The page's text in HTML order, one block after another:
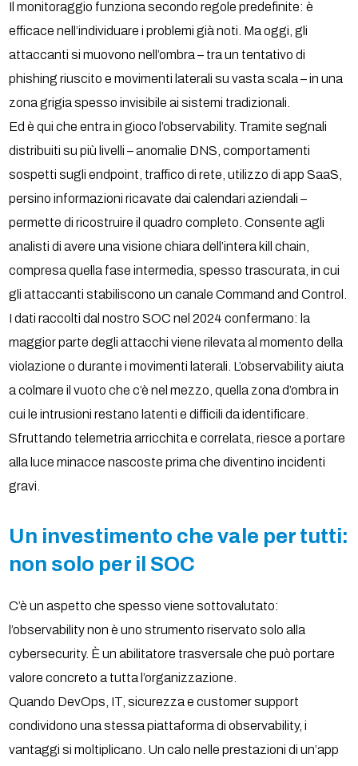
Il monitoraggio funziona secondo regole predefinite: è
efficace nell’individuare i problemi già noti. Ma oggi, gli
attaccanti si muovono nell’ombra – tra un tentativo di
phishing riuscito e movimenti laterali su vasta scala – in una
zona grigia spesso invisibile ai sistemi tradizionali.
Ed è qui che entra in gioco l’observability. Tramite segnali
distribuiti su più livelli – anomalie DNS, comportamenti
sospetti sugli endpoint, traffico di rete, utilizzo di app SaaS,
persino informazioni ricavate dai calendari aziendali –
permette di ricostruire il quadro completo. Consente agli
analisti di avere una visione chiara dell’intera kill chain,
compresa quella fase intermedia, spesso trascurata, in cui
gli attaccanti stabiliscono un canale Command and Control.
I dati raccolti dal nostro SOC nel 2024 confermano: la
maggior parte degli attacchi viene rilevata al momento della
violazione o durante i movimenti laterali. L’observability aiuta
a colmare il vuoto che c’è nel mezzo, quella zona d’ombra in
cui le intrusioni restano latenti e difficili da identificare.
Sfruttando telemetria arricchita e correlata, riesce a portare
alla luce minacce nascoste prima che diventino incidenti
gravi.
Un investimento che vale per tutti:
non solo per il SOC
C’è un aspetto che spesso viene sottovalutato:
l’observability non è uno strumento riservato solo alla
cybersecurity. È un abilitatore trasversale che può portare
valore concreto a tutta l’organizzazione.
Quando DevOps, IT, sicurezza e customer support
condividono una stessa piattaforma di observability, i
vantaggi si moltiplicano. Un calo nelle prestazioni di un’app